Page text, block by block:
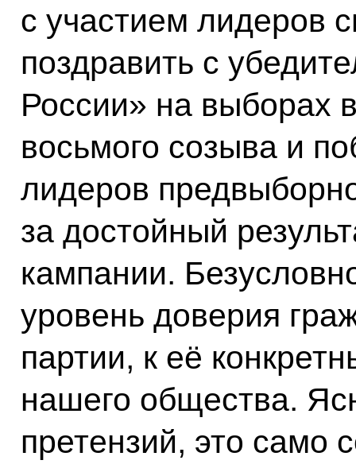
с участием лидеров
поздравить с
России» на выборах
восьмого созыва и
лидеров
за достойный
кампании.
уровень доверия
партии, к её
нашего общества.
претензий, это само